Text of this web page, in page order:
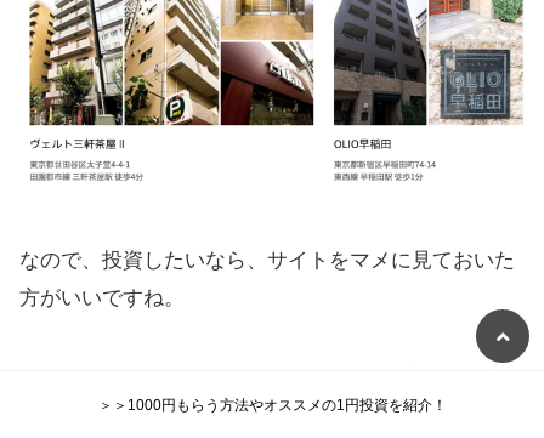
なので、投資したいなら、サイトをマメに見ておいた
方がいいですね。
＞＞1000円もらう方法やオススメの1円投資を紹介！